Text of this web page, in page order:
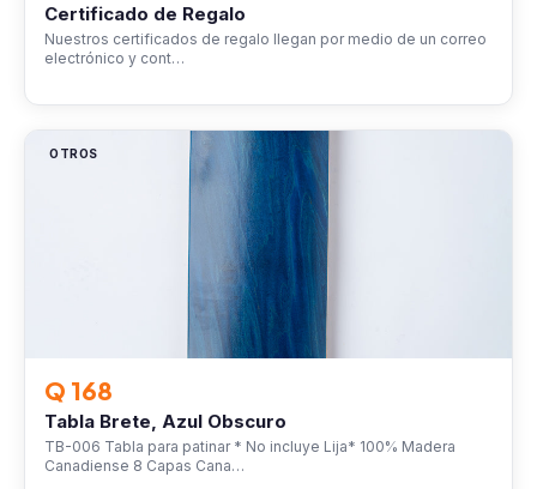
Certificado de Regalo
Nuestros certificados de regalo llegan por medio de un correo
electrónico y cont…
OTROS
Q 168
Tabla Brete, Azul Obscuro
TB-006 Tabla para patinar * No incluye Lija* 100% Madera
Canadiense 8 Capas Cana…